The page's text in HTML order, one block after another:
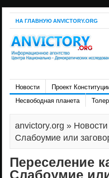
НА ГЛАВНУЮ ANVICTORY.ORG
Новости Проект
Несвободная планета
anvictory.org » Новости
Слабоумие или
Переселение
Слабоумие